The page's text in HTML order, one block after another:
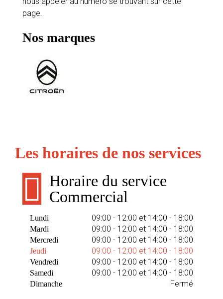
page.
Nos marques
Les horaires de nos services
Horaire du service
Commercial
Lundi 09:00 - 12:00 et 14:00 - 18:00
Mardi 09:00 - 12:00 et 14:00 - 18:00
Mercredi 09:00 - 12:00 et 14:00 - 18:00
Jeudi 09:00 - 12:00 et 14:00 - 18:00
Vendredi 09:00 - 12:00 et 14:00 - 18:00
Samedi 09:00 - 12:00 et 14:00 - 18:00
Dimanche Fermé